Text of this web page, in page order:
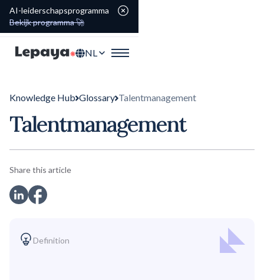
AI-leiderschapsprogramma
Bekijk programma 🚀
NL
Knowledge Hub Glossary Talentmanagement
Talentmanagement
Definition
Share this article